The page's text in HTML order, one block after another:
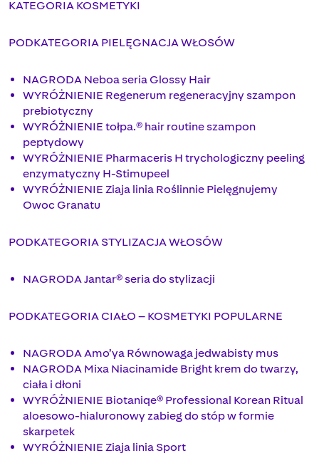
KATEGORIA KOSMETYKI
PODKATEGORIA PIELĘGNACJA WŁOSÓW
NAGRODA Neboa seria Glossy Hair
WYRÓŻNIENIE Regenerum regeneracyjny szampon
prebiotyczny
WYRÓŻNIENIE tołpa.® hair routine szampon
peptydowy
WYRÓŻNIENIE Pharmaceris H trychologiczny peeling
enzymatyczny H-Stimupeel
WYRÓŻNIENIE Ziaja linia Roślinnie Pielęgnujemy
Owoc Granatu
PODKATEGORIA STYLIZACJA WŁOSÓW
NAGRODA Jantar® seria do stylizacji
PODKATEGORIA CIAŁO – KOSMETYKI POPULARNE
NAGRODA Amo’ya Równowaga jedwabisty mus
NAGRODA Mixa Niacinamide Bright krem do twarzy,
ciała i dłoni
WYRÓŻNIENIE Biotaniqe® Professional Korean Ritual
aloesowo-hialuronowy zabieg do stóp w formie
skarpetek
WYRÓŻNIENIE Ziaja linia Sport